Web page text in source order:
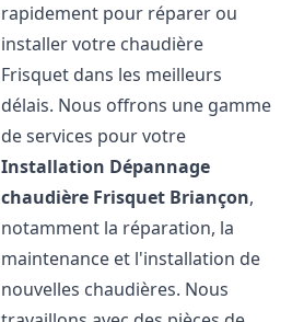
rapidement pour réparer ou
installer votre chaudière
Frisquet dans les meilleurs
délais. Nous offrons une gamme
de services pour votre
Installation Dépannage
chaudière Frisquet Briançon,
notamment la réparation, la
maintenance et l'installation de
nouvelles chaudières. Nous